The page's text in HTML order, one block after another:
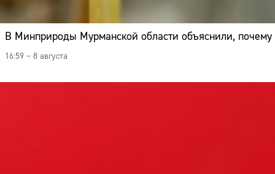
В Минприроды Мурманской области объяснили, почему
16:59 – 8 августа